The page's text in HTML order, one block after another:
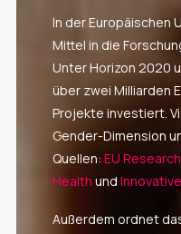
In der Europäischen
Mittel in die
Unter Horizon 2020
über zwei Milliarden
Projekte investiert.
Gender-Dimension
Quellen: EU
Health und
Außerdem ordnet